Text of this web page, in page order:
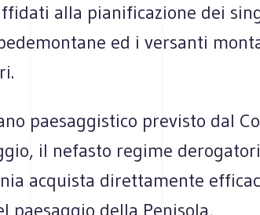
alla pianificazione dei
ed i versanti
paesaggistico previsto dal
il nefasto regime
acquista direttamente
paesaggio della Penisola,